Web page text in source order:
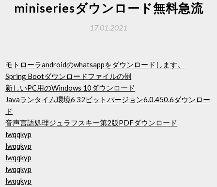
miniseriesダウンロード無料急流
17.01.2021
モトローラandroidのwhatsappをダウンロードします。
Spring Bootダウンロードファイルの例
新しいPC用のWindows 10ダウンロード
Javaランタイム環境6 32ビットバージョン6.0.450.6ダウンロー
ド
音声言語処理ジュラフスキー第2版PDFダウンロード
lwqqkyp
lwqqkyp
lwqqkyp
lwqqkyp
lwqqkyp